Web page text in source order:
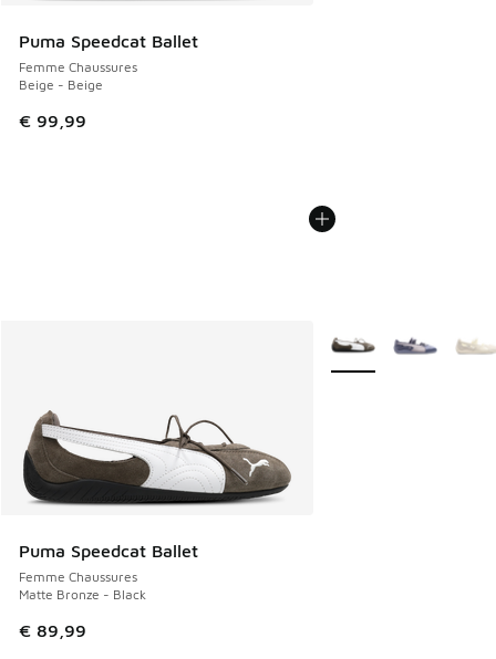
Puma Speedcat Ballet
Femme Chaussures
Beige - Beige
€ 99,99
Puma Speedcat Ballet
Femme Chaussures
Matte Bronze - Black
€ 89,99
Plus de couleurs